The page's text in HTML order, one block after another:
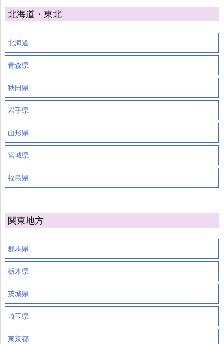
北海道・東北
北海道
青森県
秋田県
岩手県
山形県
宮城県
福島県
関東地方
群馬県
栃木県
茨城県
埼玉県
東京都